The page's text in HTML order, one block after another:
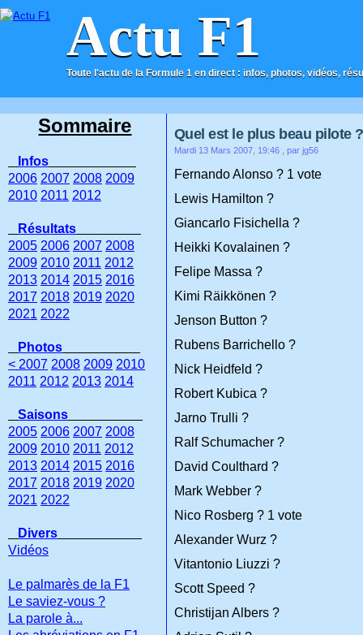
Actu F1
Toute l'actu de la Formule 1 en direct : infos, photos, vidéos,
ACCUEIL CONTACT
Quel est le plus beau pilote ?
Mardi 13 Mars 2007, 19:46 , par jg56
Fernando Alonso ? 1 vote
Lewis Hamilton ?
Giancarlo Fisichella ?
Heikki Kovalainen ?
Felipe Massa ?
Kimi Räikkönen ?
Jenson Button ?
Rubens Barrichello ?
Nick Heidfeld ?
Robert Kubica ?
Jarno Trulli ?
Ralf Schumacher ?
David Coulthard ?
Mark Webber ?
Nico Rosberg ? 1 vote
Alexander Wurz ?
Vitantonio Liuzzi ?
Scott Speed ?
Christijan Albers ?
Sommaire
Infos
2006 2007 2008 2009
2010 2011 2012
Résultats
2005 2006 2007 2008
2009 2010 2011 2012
2013 2014 2015 2016
2017 2018 2019 2020
2021 2022
Photos
< 2007 2008 2009 2010
2011 2012 2013 2014
Saisons
2005 2006 2007 2008
2009 2010 2011 2012
2013 2014 2015 2016
2017 2018 2019 2020
2021 2022
Divers
Vidéos
Le palmarès de la F1
Le saviez-vous ?
La parole à...